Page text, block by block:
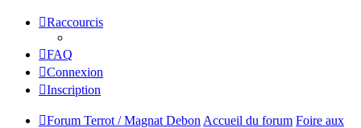
Raccourcis
FAQ
Connexion
Inscription
Forum Terrot / Magnat Debon Accueil du forum Foire aux